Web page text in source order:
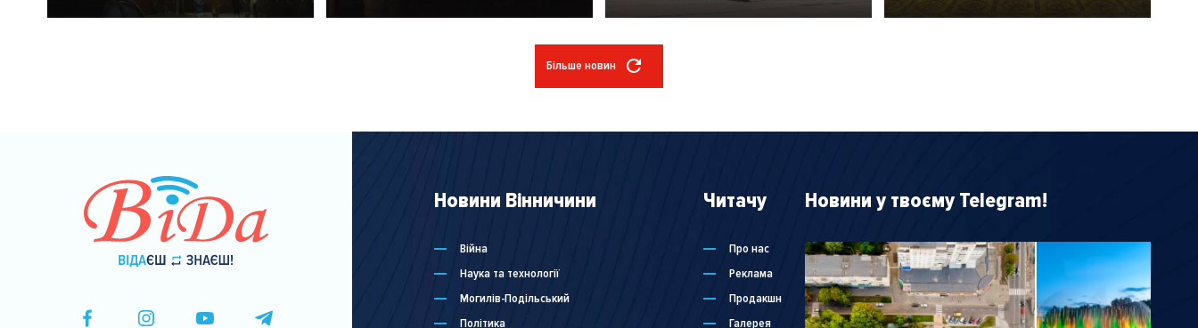
Більше новин
Новини Вінничини
Війна
Наука та технології
Могилів-Подільський
Політика
Читачу
Про нас
Реклама
Продакшн
Галерея
Новини у твоєму Telegram!